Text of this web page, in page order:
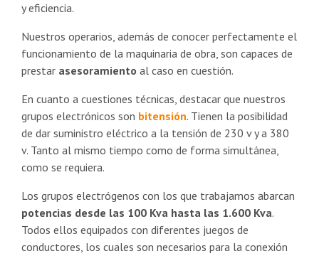
y eficiencia.
Nuestros operarios, además de conocer perfectamente el
funcionamiento de la maquinaria de obra, son capaces de
prestar asesoramiento al caso en cuestión.
En cuanto a cuestiones técnicas, destacar que nuestros
grupos electrónicos son bitensión. Tienen la posibilidad
de dar suministro eléctrico a la tensión de 230 v y a 380
v. Tanto al mismo tiempo como de forma simultánea,
como se requiera.
Los grupos electrógenos con los que trabajamos abarcan
potencias desde las 100 Kva hasta las 1.600 Kva.
Todos ellos equipados con diferentes juegos de
conductores, los cuales son necesarios para la conexión